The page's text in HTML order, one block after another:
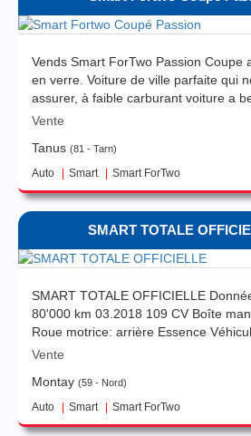
Vends Smart ForTwo Passion Coupe
en verre. Voiture de ville parfaite qui
assurer, à faible carburant voiture a
d'usure et de nouveaux sont traités
Essence Boîte de vitesse: Machine
motrices arrière Couleur: Gris
Vente
Tanus
81 - Tarn
Auto Smart Smart ForTwo
SMART TOTALE
SMART TOTALE OFFICIELLE
80'000 km 03.2018 109 CV Boîte
Roue motrice: arrière Essence
non. Cylindrée : 898 cm 3 Cylindres :
Contrôle technique à jour
Vente
Montay
59 - Nord
Auto Smart Smart ForTwo